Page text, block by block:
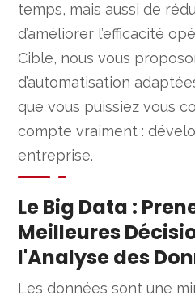
temps, mais aussi de
d’améliorer l’efficacité
Cible, nous vous
d’automatisation
que vous puissiez vous
compte vraiment :
entreprise.
Le Big Data :
Meilleures
l'Analyse des
Les données sont une